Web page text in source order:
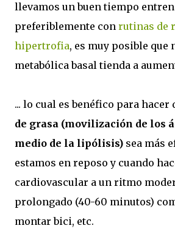
llevamos un buen tiempo
preferiblemente con rutinas de
hipertrofia, es muy posible que
metabólica basal tienda a
... lo cual es benéfico para hacer
de grasa (movilización de los
medio de la lipólisis) sea más
estamos en reposo y cuando
cardiovascular a un ritmo
prolongado (40-60 minutos)
montar bici, etc.